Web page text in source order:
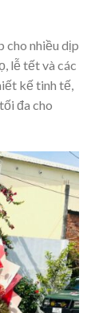
cho nhiều dịp
lễ tết và các
kế tinh tế,
đa cho